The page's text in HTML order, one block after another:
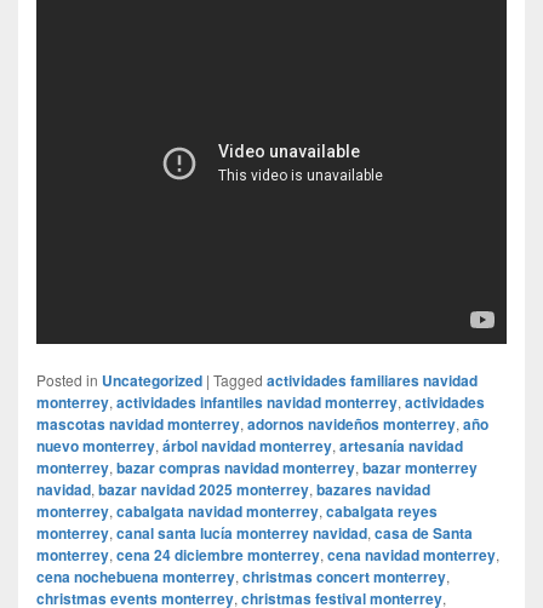
Posted in Uncategorized | Tagged actividades familiares navidad
monterrey, actividades infantiles navidad monterrey, actividades
mascotas navidad monterrey, adornos navideños monterrey, año
nuevo monterrey, árbol navidad monterrey, artesanía navidad
monterrey, bazar compras navidad monterrey, bazar monterrey
navidad, bazar navidad 2025 monterrey, bazares navidad
monterrey, cabalgata navidad monterrey, cabalgata reyes
monterrey, canal santa lucía monterrey navidad, casa de Santa
monterrey, cena 24 diciembre monterrey, cena navidad monterrey,
cena nochebuena monterrey, christmas concert monterrey,
christmas events monterrey, christmas festival monterrey,